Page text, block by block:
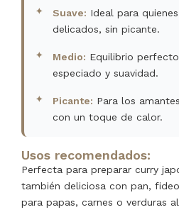
Suave: Ideal para
delicados, sin picante.
Medio: Equilibrio
especiado y suavidad.
Picante: Para los
con un toque de calor.
Usos recomendados:
Perfecta para preparar curry
también deliciosa con pan,
para papas, carnes o verduras